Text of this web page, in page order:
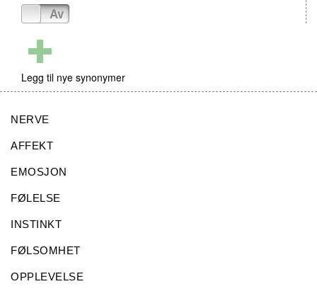
Av
Legg til nye synonymer
NERVE
AFFEKT
EMOSJON
FØLELSE
INSTINKT
FØLSOMHET
OPPLEVELSE